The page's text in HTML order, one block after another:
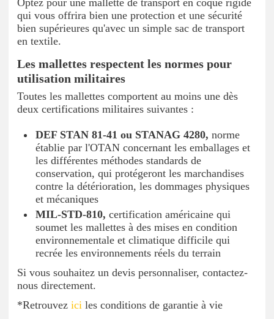
qui vous offrira bien une protection et une sécurité
bien supérieures qu'avec un simple sac de transport
en textile.
Les mallettes respectent les normes pour
utilisation militaires
Toutes les mallettes comportent au moins une dès
deux certifications militaires suivantes :
DEF STAN 81-41 ou STANAG 4280, norme
établie par l'OTAN concernant les emballages et
les différentes méthodes standards de
conservation, qui protégeront les marchandises
contre la détérioration, les dommages physiques
et mécaniques
MIL-STD-810, certification américaine qui
soumet les mallettes à des mises en condition
environnementale et climatique difficile qui
recrée les environnements réels du terrain
Si vous souhaitez un devis personnaliser, contactez-
nous directement.
*Retrouvez ici les conditions de garantie à vie